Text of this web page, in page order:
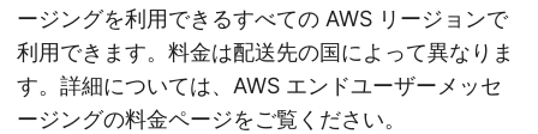
ージングを利用できるすべての AWS リージョンで
利用できます。料金は配送先の国によって異なりま
す。詳細については、AWS エンドユーザーメッセ
ージングの料金ページをご覧ください。